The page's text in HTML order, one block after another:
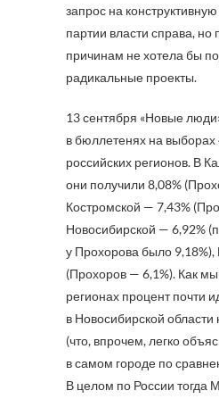
запрос на
партии власти справа, но
причинам не хотела бы
радикальные проекты.
13 сентября «Новые
в бюллетенях на выборах
российских регионов. В
они получили 8,08%
Костромской — 7,43%
Новосибирской — 6,92%
у Прохорова было
(Прохоров — 6,1%). Как
регионах процент почти
в Новосибирской области
(что, впрочем, легко
в самом городе по
В целом по России тогда